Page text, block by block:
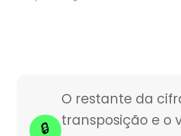
🔒
O restante da
transposição e o